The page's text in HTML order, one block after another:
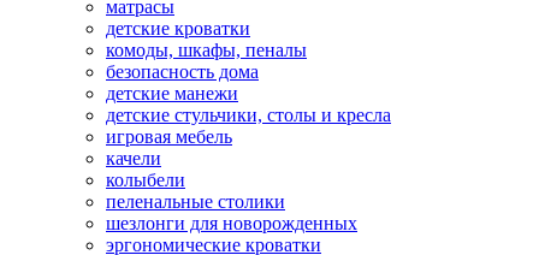
матрасы
детские кроватки
комоды, шкафы, пеналы
безопасность дома
детские манежи
детские стульчики, столы и кресла
игровая мебель
качели
колыбели
пеленальные столики
шезлонги для новорожденных
эргономические кроватки